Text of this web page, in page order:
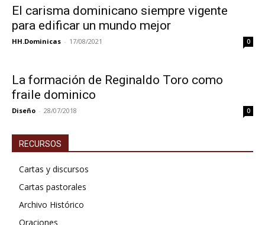
El carisma dominicano siempre vigente
para edificar un mundo mejor
HH.Dominicas - 17/08/2021 0
La formación de Reginaldo Toro como
fraile dominico
Diseño - 28/07/2018 0
RECURSOS
Cartas y discursos
Cartas pastorales
Archivo Histórico
Oraciones